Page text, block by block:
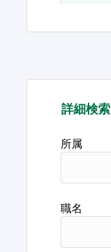
詳細検索
所属
職名